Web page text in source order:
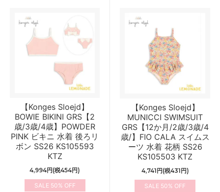
【Konges Sloejd】
BOWIE BIKINI GRS【2
歳/3歳/4歳】POWDER
PINK ビキニ 水着 後ろリ
ボン SS26 KS105593
KTZ
4,994円(税454円)
50%
【Konges Sloejd】
MUNICCI SWIMSUIT
GRS【12か月/2歳/3歳/4
歳/】FIO CALA スイムス
ーツ 水着 花柄 SS26
KS105503 KTZ
4,741円(税431円)
50%